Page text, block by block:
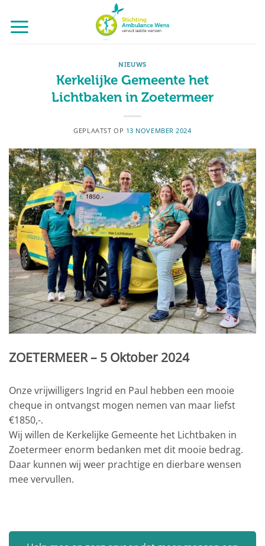
naar
inhoud
NIEUWS
Kerkelijke Gemeente het
Lichtbaken in Zoetermeer
GEPLAATST OP 13 NOVEMBER 2024
ZOETERMEER – 5 Oktober 2024
Onze vrijwilligers Ingrid en Paul hebben een mooie
cheque in ontvangst mogen nemen van maar liefst
€1850,-.
Wij willen de Kerkelijke Gemeente het Lichtbaken in
Zoetermeer enorm bedanken met dit mooie bedrag.
Daar kunnen wij weer prachtige en dierbare wensen
mee vervullen.